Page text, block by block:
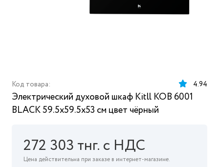
Код товара: 4.94
Электрический духовой шкаф Kitll KOB 6001
BLACK 59.5x59.5x53 см цвет чёрный
272 303 тнг. с НДС
Цена действительна при заказе в интернет-магазине.